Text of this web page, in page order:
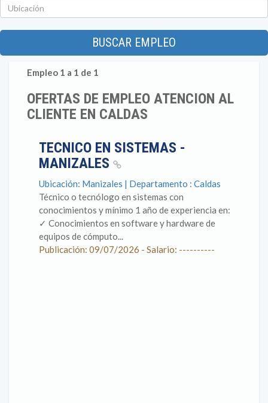
BUSCAR EMPLEO
Empleo 1 a 1 de 1
OFERTAS DE EMPLEO ATENCION AL
CLIENTE EN CALDAS
TECNICO EN SISTEMAS -
MANIZALES
Ubicación: Manizales | Departamento : Caldas
Técnico o tecnólogo en sistemas con
conocimientos y mínimo 1 año de experiencia en: ​
✓ Conocimientos en software y hardware de
equipos de cómputo...
Publicación: 09/07/2026 - Salario: ----------